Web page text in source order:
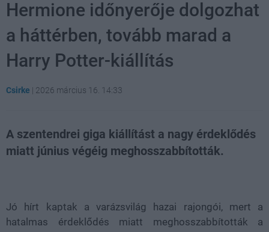
Hermione időnyerője dolgozhat
a háttérben, tovább marad a
Harry Potter-kiállítás
Csirke | 2026 március 16. 14:33
A szentendrei giga kiállítást a nagy érdeklődés
miatt június végéig meghosszabbították.
Jó hírt kaptak a varázsvilág hazai rajongói, mert a
hatalmas érdeklődés miatt meghosszabbították a